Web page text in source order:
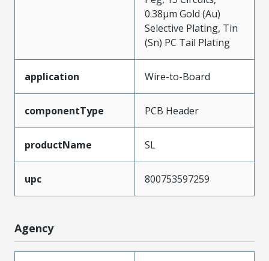
0.38µm Gold (Au)
Selective Plating, Tin
(Sn) PC Tail Plating
application Wire-to-Board
componentType PCB Header
productName SL
upc 800753597259
Agency